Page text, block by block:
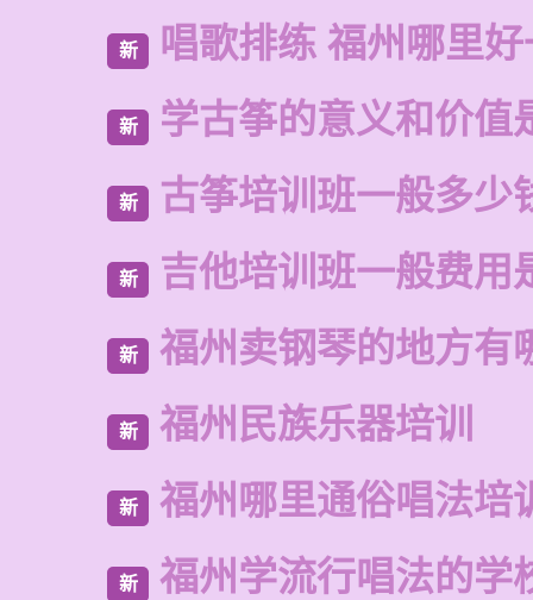
新 唱歌排练 福州哪里
新 学古筝的意义和价值
新 古筝培训班一般多少
新 吉他培训班一般费用
新 福州卖钢琴的地方有
新 福州民族乐器培训
新 福州哪里通俗唱法培
新 福州学流行唱法的学